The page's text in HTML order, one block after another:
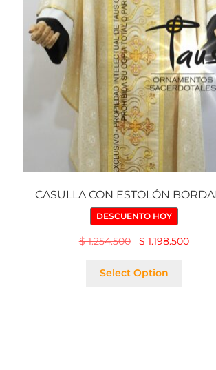
CASULLA CON ESTOLÓN
DESCUENTO HOY
$1.254.500 $ 1.198.500
Select Option